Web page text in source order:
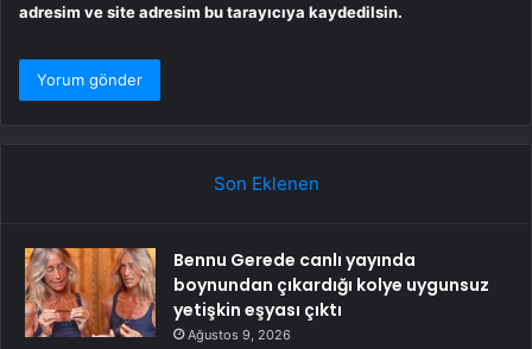
adresim ve site adresim bu tarayıcıya kaydedilsin.
Son Eklenen
Bennu Gerede canlı yayında
boynundan çıkardığı kolye uygunsuz
yetişkin eşyası çıktı
Ağustos 9, 2026